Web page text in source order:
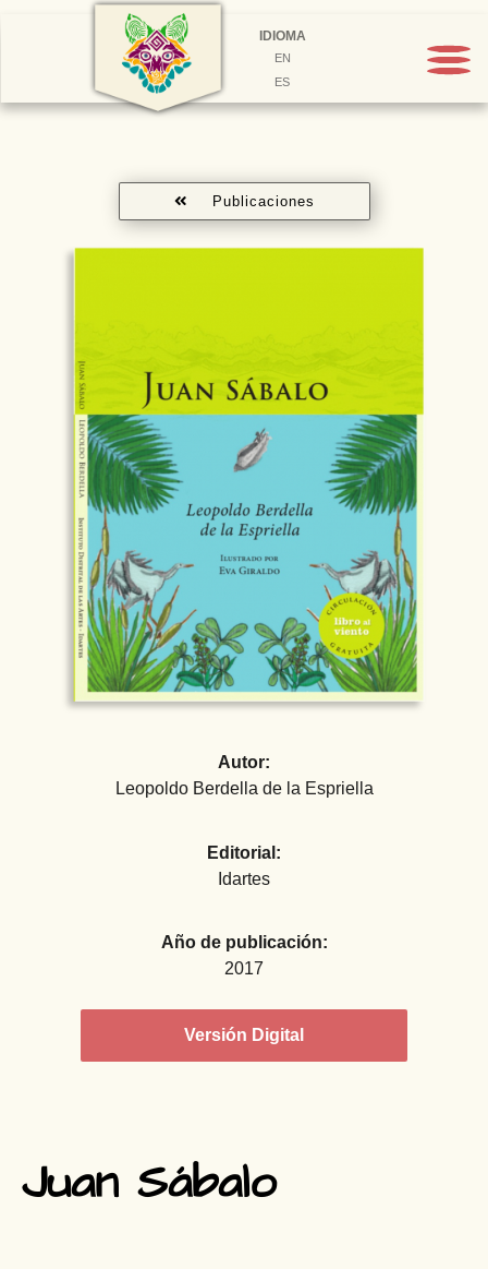
IDIOMA
EN
ES
Publicaciones
Autor:
Leopoldo Berdella de la Espriella
Editorial:
Idartes
Año de publicación:
2017
Versión Digital
Juan Sábalo